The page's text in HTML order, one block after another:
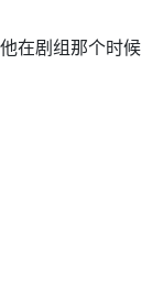
在剧组那个时候